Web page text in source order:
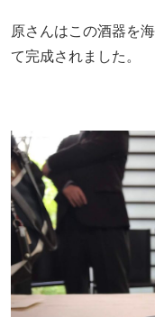
原さんはこの酒器を
て完成されました。